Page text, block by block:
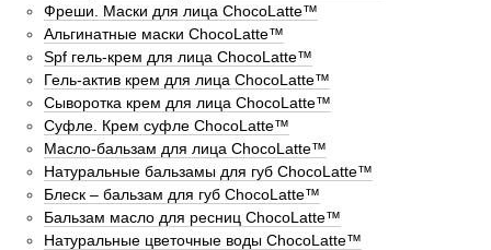
Фреши. Маски для лица ChocoLatte™
Альгинатные маски ChocoLatte™
Spf гель-крем для лица ChocoLatte™
Гель-актив крем для лица ChocoLatte™
Сыворотка крем для лица ChocoLatte™
Суфле. Крем суфле ChocoLatte™
Масло-бальзам для лица ChocoLatte™
Натуральные бальзамы для губ ChocoLatte™
Блеск – бальзам для губ ChocoLatte™
Бальзам масло для ресниц ChocoLatte™
Натуральные цветочные воды ChocoLatte™